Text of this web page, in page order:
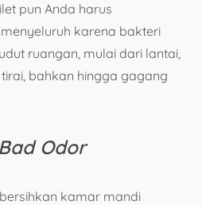
pun Anda harus
karena bakteri
ruangan, mulai dari lantai,
bahkan hingga gagang
Odor
kamar mandi